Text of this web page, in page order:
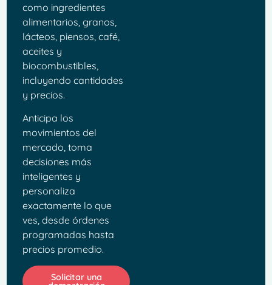
como ingredientes
alimentarios, granos,
lácteos, piensos, café,
aceites y
biocombustibles,
incluyendo cantidades
y precios.
Anticipa los
movimientos del
mercado, toma
decisiones más
inteligentes y
personaliza
exactamente lo que
ves, desde órdenes
programadas hasta
precios promedio.
Solicitar una